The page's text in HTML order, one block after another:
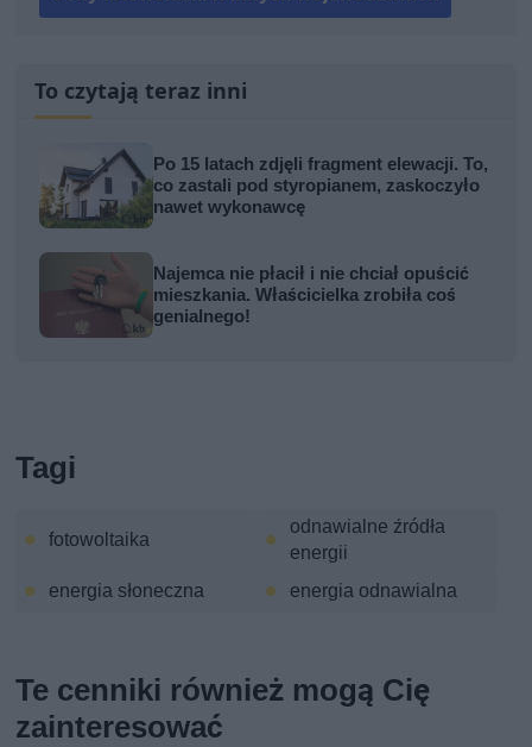
To czytają teraz inni
Po 15 latach zdjęli fragment elewacji. To,
co zastali pod styropianem, zaskoczyło
nawet wykonawcę
Najemca nie płacił i nie chciał opuścić
mieszkania. Właścicielka zrobiła coś
genialnego!
Tagi
fotowoltaika
odnawialne źródła
energii
energia słoneczna
energia odnawialna
Te cenniki również mogą Cię
zainteresować